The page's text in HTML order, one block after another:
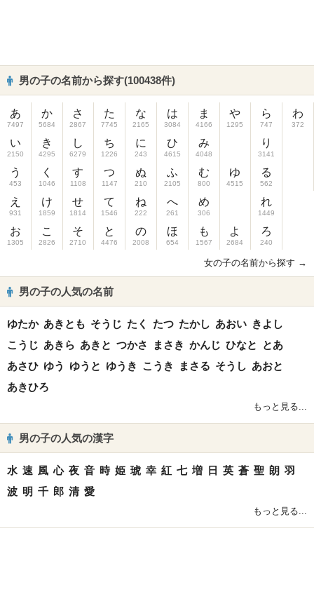
男の子の名前から探す(100438件)
あ
7497
い
2150
う
453
え
931
お
1305
か
5684
き
4295
く
1046
け
1859
こ
2826
さ
2867
し
6279
す
1108
せ
1814
そ
2710
た
7745
ち
1226
つ
1147
て
1546
と
4476
な
2165
に
243
ぬ
210
ね
222
の
2008
は
3084
ひ
4615
ふ
2105
へ
261
ほ
654
ま
4166
み
4048
む
800
め
306
も
1567
や
1295
ゆ
4515
よ
2684
ら
747
り
3141
る
562
れ
1449
ろ
240
わ
372
女の子の名前から探す →
男の子の人気の名前
ゆたか あきとも そうじ たく たつ たかし あおい きよし
こうじ あきら あきと つかさ まさき かんじ ひなと
とあ
あさひ ゆう ゆうと ゆうき こうき まさる そうし あおと
あきひろ
もっと見る...
男の子の人気の漢字
水 速 風 心 夜 音 時 姫 琥 幸 紅 七 増 日 英 蒼 聖 朗 羽
波 明 千 郎 清 愛
もっと見る...